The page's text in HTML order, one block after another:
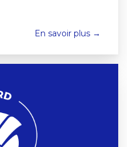
En savoir plus →